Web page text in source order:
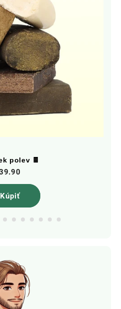
polev 🍫
Kúpiť